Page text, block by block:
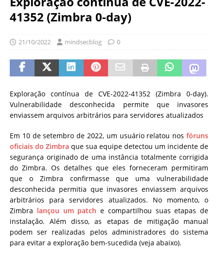
41352 (Zimbra 0-day)
21/10/2022 mindsecblog 0
Exploração contínua de CVE-2022-41352 (Zimbra 0-day).
Vulnerabilidade desconhecida permite que invasores
enviassem arquivos arbitrários para servidores atualizados
Em 10 de setembro de 2022, um usuário relatou nos fóruns
oficiais do Zimbra que sua equipe detectou um incidente de
segurança originado de uma instância totalmente corrigida
do Zimbra. Os detalhes que eles forneceram permitiram
que o Zimbra confirmasse que uma vulnerabilidade
desconhecida permitia que invasores enviassem arquivos
arbitrários para servidores atualizados. No momento, o
Zimbra lançou um patch e compartilhou suas etapas de
instalação. Além disso, as etapas de mitigação manual
podem ser realizadas pelos administradores do sistema
para evitar a exploração bem-sucedida (veja abaixo).